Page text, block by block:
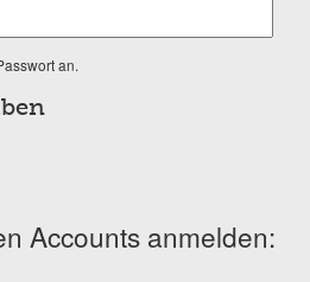
an.
Accounts anmelden: